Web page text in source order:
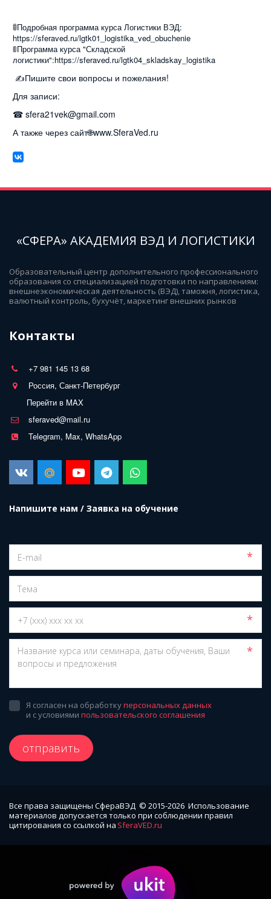
🚦Подробная программа курса Логистики ВЭД:
https://sferaved.ru/lgtk01_logistika_ved_obuchenie
🚦Программа курса "Складской
логистики":https://sferaved.ru/lgtk04_skladskay_logistika
✍Пишите свои вопросы и пожелания!
Для записи:
☎ sfera21vek@gmail.com
А также через сайт🌐www.SferaVed.ru
«СФЕРА» АКАДЕМИЯ ВЭД И ЛОГИСТИКИ
Образовательный центр дополнительного профессионального
образования со специализацией подготовки по направлениям:
внешнеэкономическая деятельность (ВЭД), таможня, логистика,
валютный контроль, бухучёт, маркетинг внешних рынков
Контакты
+7 981 145 13 68
Россия, Санкт-Петербург
Перейти в MAX
sferaved@mail.ru
Telegram, Max, WhatsApp
Напишите нам / Заявка на обучение
*
*
*
Я согласен на обработкуперсональных данных
и с условиями пользовательского соглашения
отправить
Все права защищены СфераВЭД  © 2015-2026  Использование
материалов допускается только при соблюдении правил
цитирования со ссылкой на SferaVED.ru